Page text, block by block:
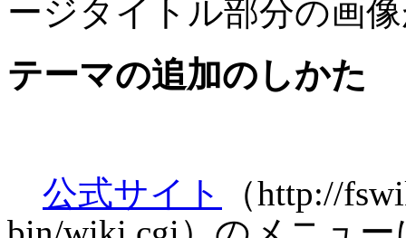
ージタイトル部分の画
テーマの追加のしかた
公式サイト
（http://